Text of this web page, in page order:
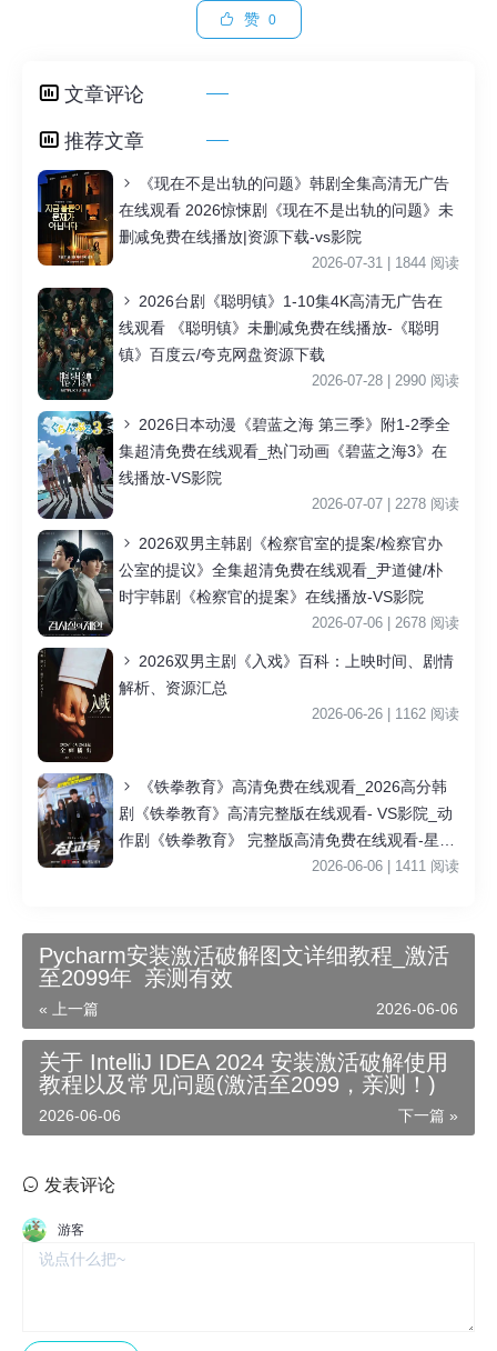
赞 0
文章评论
推荐文章
《现在不是出轨的问题》韩剧全集高清无广告
在线观看 2026惊悚剧《现在不是出轨的问题》未
删减免费在线播放|资源下载-vs影院
2026-07-31 | 1844 阅读
2026台剧《聪明镇》1-10集4K高清无广告在
线观看 《聪明镇》未删减免费在线播放-《聪明
镇》百度云/夸克网盘资源下载
2026-07-28 | 2990 阅读
2026日本动漫《碧蓝之海 第三季》附1-2季全
集超清免费在线观看_热门动画《碧蓝之海3》在
线播放-VS影院
2026-07-07 | 2278 阅读
2026双男主韩剧《检察官室的提案/检察官办
公室的提议》全集超清免费在线观看_尹道健/朴
时宇韩剧《检察官的提案》在线播放-VS影院
2026-07-06 | 2678 阅读
2026双男主剧《入戏》百科：上映时间、剧情
解析、资源汇总
2026-06-26 | 1162 阅读
《铁拳教育》高清免费在线观看_2026高分韩
剧《铁拳教育》高清完整版在线观看- VS影院_动
作剧《铁拳教育》 完整版高清免费在线观看-星空
影院李星民主演《铁拳教育》无广告_VS影视
2026-06-06 | 1411 阅读
Pycharm安装激活破解图文详细教程_激活
至2099年_亲测有效
« 上一篇 2026-06-06
关于 IntelliJ IDEA 2024 安装激活破解使用
教程以及常见问题(激活至2099，亲测！)
下一篇 »
2026-06-06
发表评论
游客